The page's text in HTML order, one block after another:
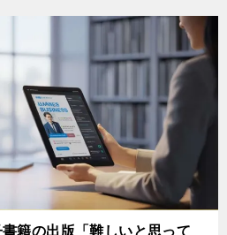
籍の出版「難しいと思って